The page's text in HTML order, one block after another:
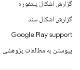
گزارش اشکال پلتفورم
گزارش اشکال سند
Google Play support
پیوستن به مطالعات پژوهشی